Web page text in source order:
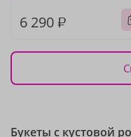
6 290 ₽
Букеты с кустовой